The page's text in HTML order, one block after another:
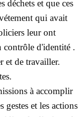
déchets et que ces
qui avait
leur ont
contrôle d'identité .
et de travailler.
à accomplir
et les actions